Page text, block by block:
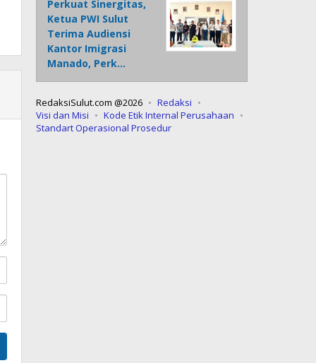
Perkuat Sinergitas,
Ketua PWI Sulut
Terima Audiensi
Kantor Imigrasi
Manado, Perk…
RedaksiSulut.com @2026
Redaksi
Visi dan Misi
Kode Etik Internal Perusahaan
Standart Operasional Prosedur